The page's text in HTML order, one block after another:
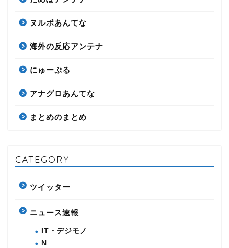
ヌルポあんてな
海外の反応アンテナ
にゅーぷる
アナグロあんてな
まとめのまとめ
CATEGORY
ツイッター
ニュース速報
IT・デジモノ
N